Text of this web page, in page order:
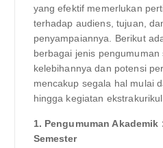
yang efektif memerlukan
terhadap audiens, tujuan,
penyampaiannya. Berikut
berbagai jenis
kelebihannya dan potensi
mencakup segala hal mulai
hingga kegiatan
1. Pengumuman
Semester